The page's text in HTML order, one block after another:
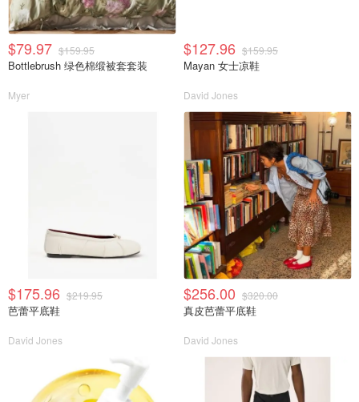
$79.97 $159.95
Bottlebrush 绿色棉缎被套套装
Myer
$127.96 $159.95
Mayan 女士凉鞋
David Jones
$175.96 $219.95
芭蕾平底鞋
David Jones
$256.00 $320.00
真皮芭蕾平底鞋
David Jones